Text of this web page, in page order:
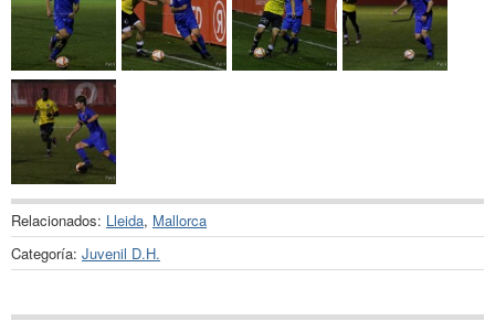
Relacionados: Lleida, Mallorca
Categoría: Juvenil D.H.